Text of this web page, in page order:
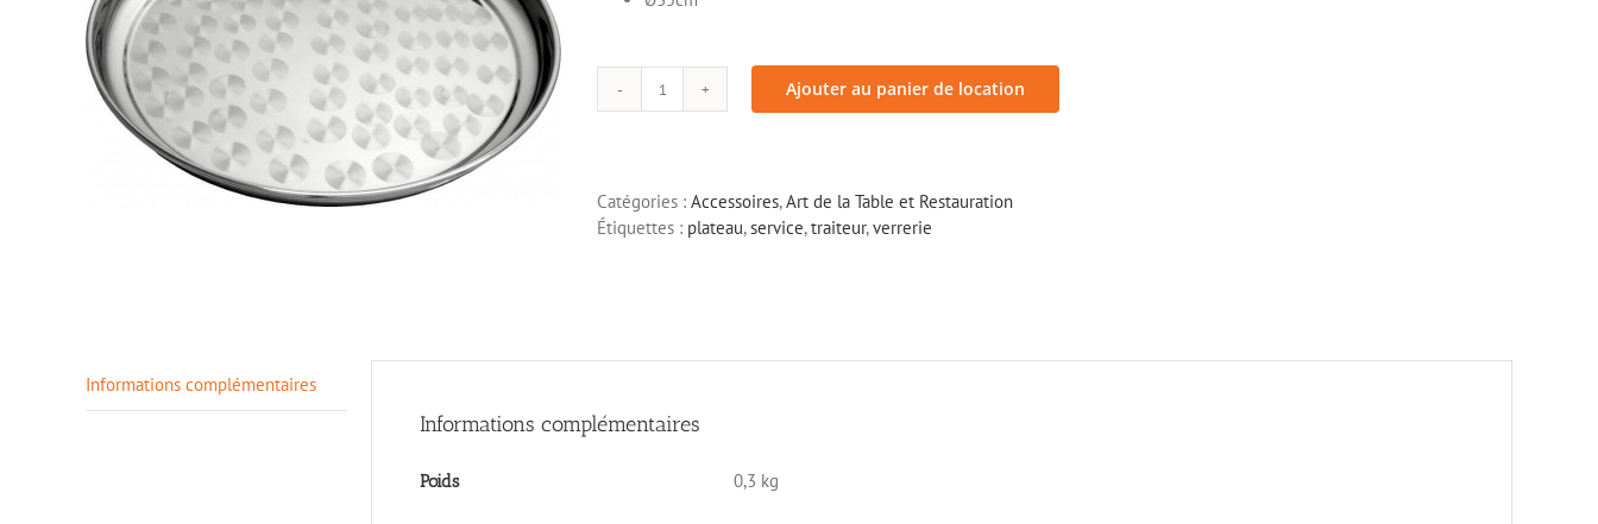
> Sonorisation
> Chaise et tabouret
quantité
service
inox
Ajouter au panier de location
Catégories : Accessoires,Art de la Table et Restauration
Étiquettes : plateau,service,traiteur,verrerie
Informations complémentaires
Informations complémentaires
Poids 0,3 kg